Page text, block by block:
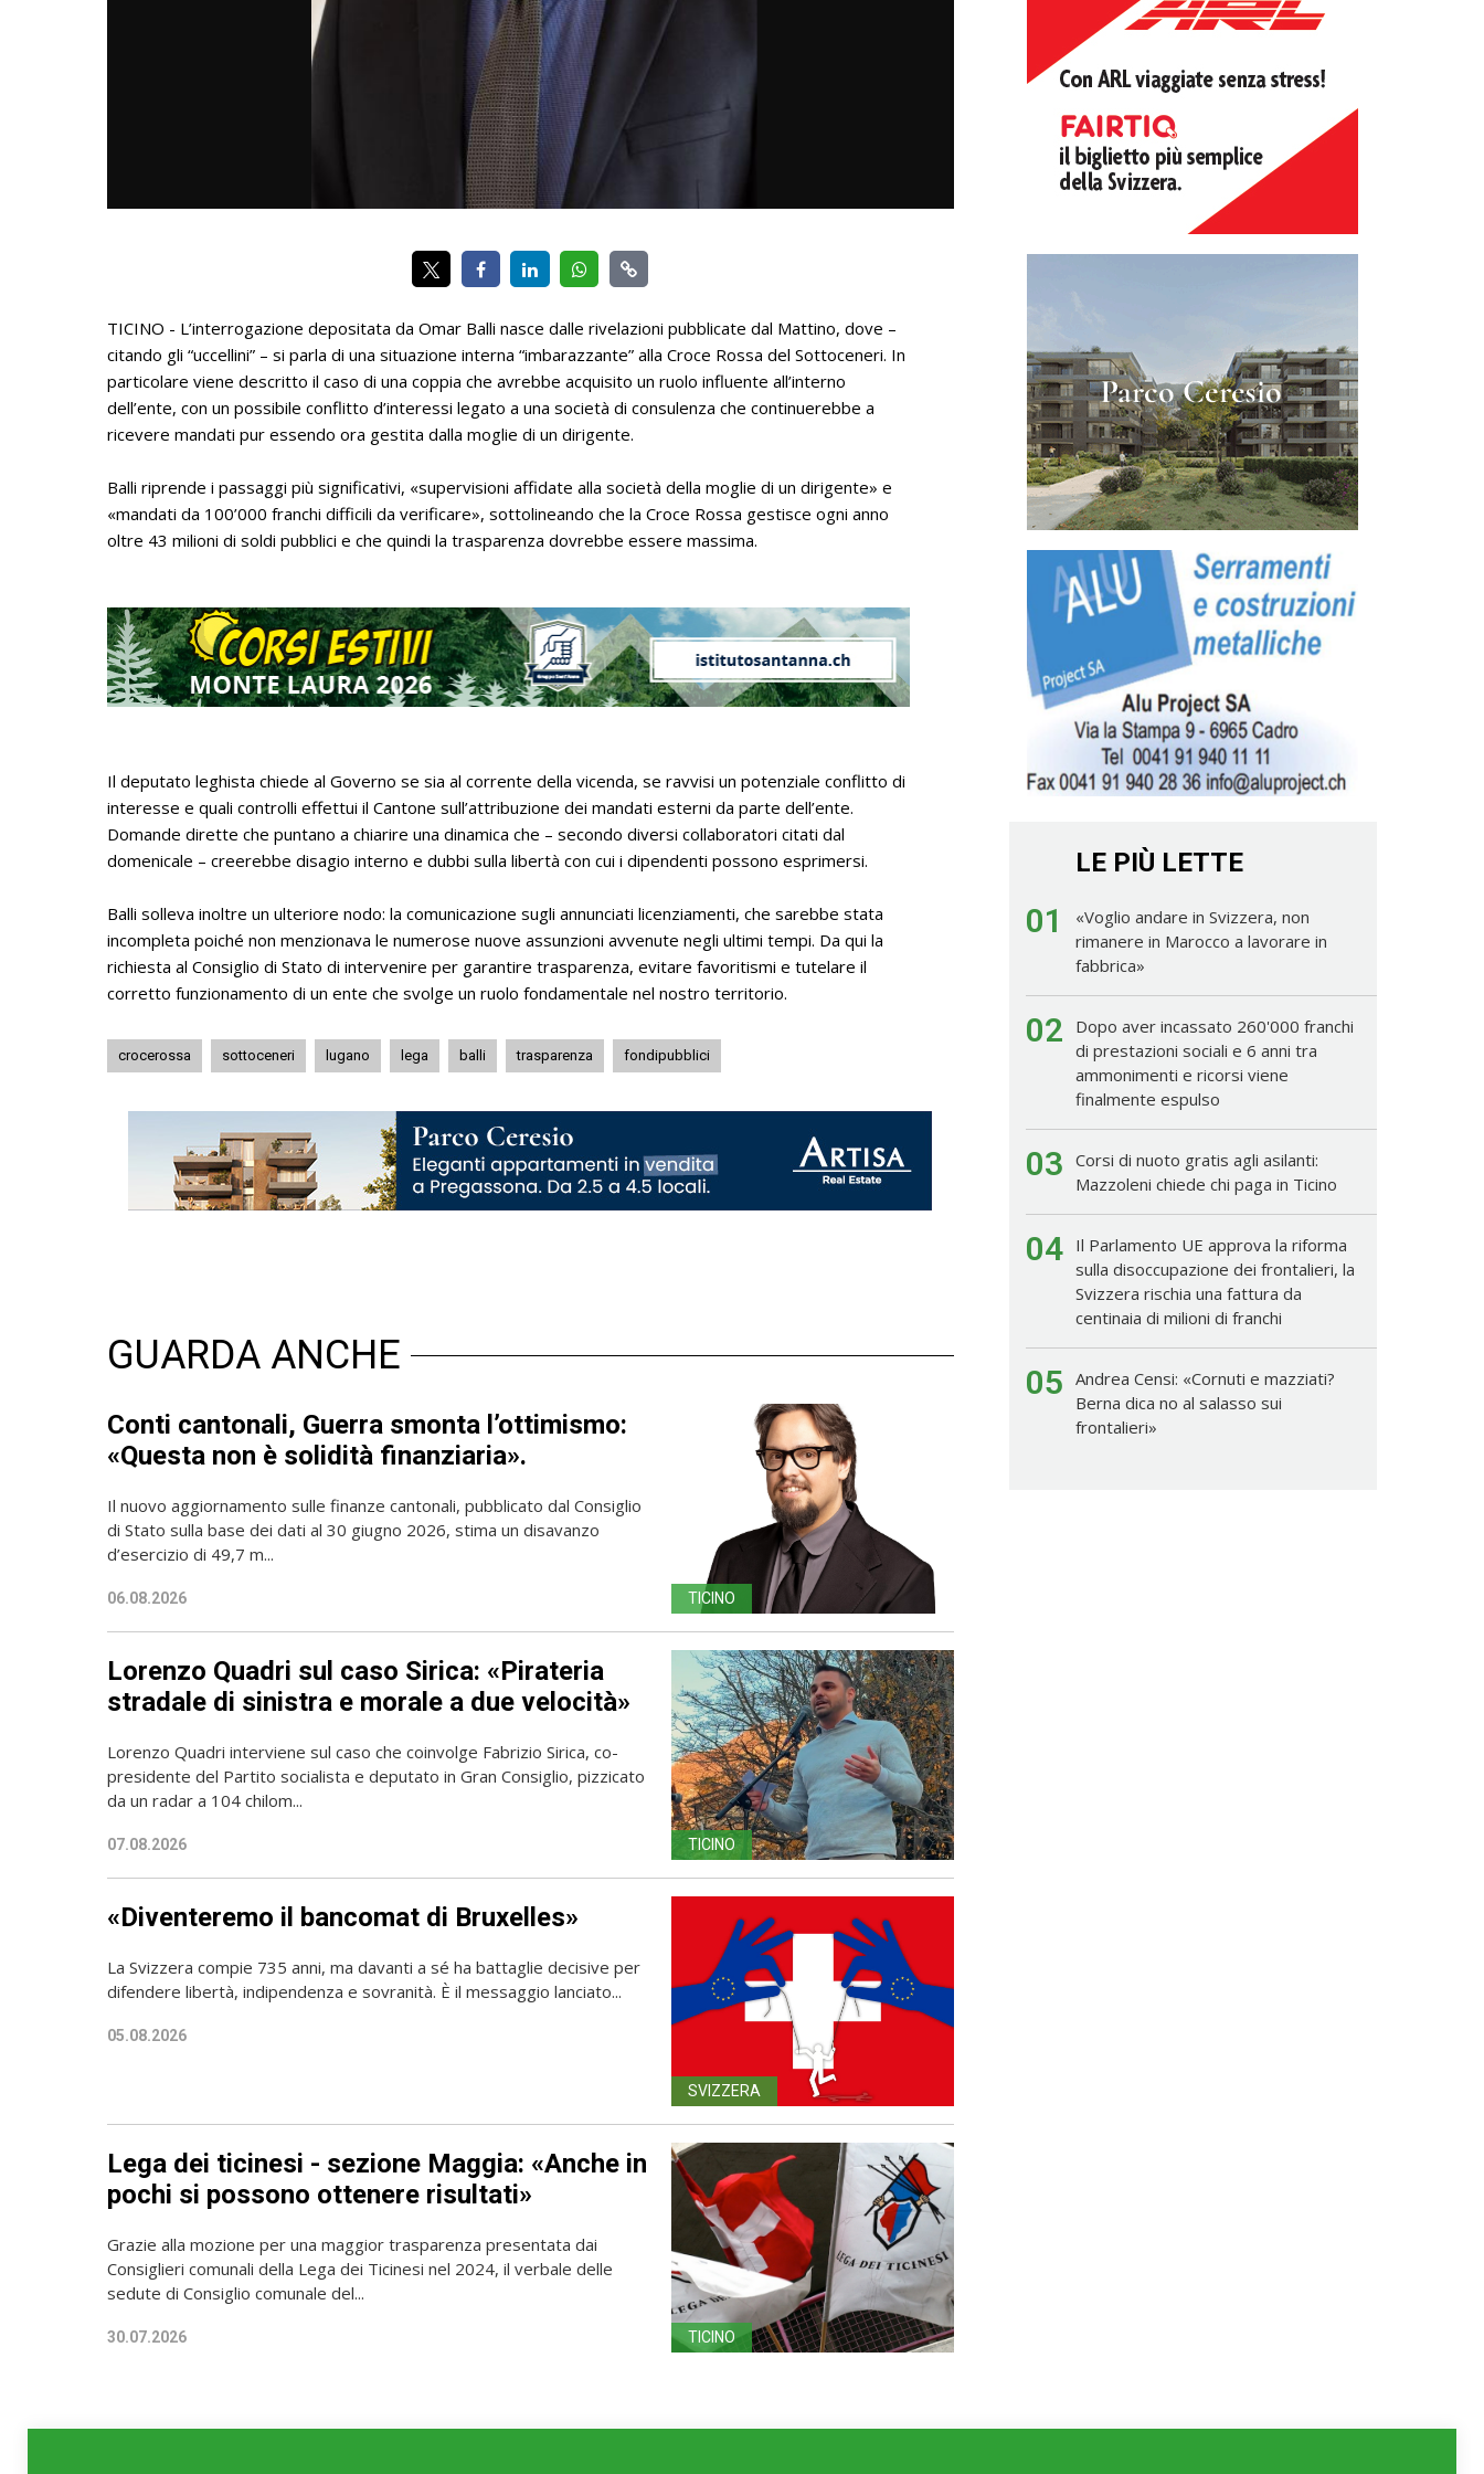
TICINO - L’interrogazione depositata da Omar Balli nasce dalle rivelazioni pubblicate dal Mattino, dove –
citando gli “uccellini” – si parla di una situazione interna “imbarazzante” alla Croce Rossa del Sottoceneri. In
particolare viene descritto il caso di una coppia che avrebbe acquisito un ruolo influente all’interno
dell’ente, con un possibile conflitto d’interessi legato a una società di consulenza che continuerebbe a
ricevere mandati pur essendo ora gestita dalla moglie di un dirigente.
Balli riprende i passaggi più significativi, «supervisioni affidate alla società della moglie di un dirigente» e
«mandati da 100’000 franchi difficili da verificare», sottolineando che la Croce Rossa gestisce ogni anno
oltre 43 milioni di soldi pubblici e che quindi la trasparenza dovrebbe essere massima.
Il deputato leghista chiede al Governo se sia al corrente della vicenda, se ravvisi un potenziale conflitto di
interesse e quali controlli effettui il Cantone sull’attribuzione dei mandati esterni da parte dell’ente.
Domande dirette che puntano a chiarire una dinamica che – secondo diversi collaboratori citati dal
domenicale – creerebbe disagio interno e dubbi sulla libertà con cui i dipendenti possono esprimersi.
Balli solleva inoltre un ulteriore nodo: la comunicazione sugli annunciati licenziamenti, che sarebbe stata
incompleta poiché non menzionava le numerose nuove assunzioni avvenute negli ultimi tempi. Da qui la
richiesta al Consiglio di Stato di intervenire per garantire trasparenza, evitare favoritismi e tutelare il
corretto funzionamento di un ente che svolge un ruolo fondamentale nel nostro territorio.
crocerossa sottoceneri lugano lega balli trasparenza fondipubblici
GUARDA ANCHE
Conti cantonali, Guerra smonta l’ottimismo:
«Questa non è solidità finanziaria».
Il nuovo aggiornamento sulle finanze cantonali, pubblicato dal Consiglio
di Stato sulla base dei dati al 30 giugno 2026, stima un disavanzo
d’esercizio di 49,7 m...
06.08.2026 TICINO
Lorenzo Quadri sul caso Sirica: «Pirateria
stradale di sinistra e morale a due velocità»
Lorenzo Quadri interviene sul caso che coinvolge Fabrizio Sirica, co-
presidente del Partito socialista e deputato in Gran Consiglio, pizzicato
da un radar a 104 chilom...
07.08.2026 TICINO
«Diventeremo il bancomat di Bruxelles»
La Svizzera compie 735 anni, ma davanti a sé ha battaglie decisive per
difendere libertà, indipendenza e sovranità. È il messaggio lanciato...
05.08.2026
SVIZZERA
Lega dei ticinesi - sezione Maggia: «Anche in
pochi si possono ottenere risultati»
Grazie alla mozione per una maggior trasparenza presentata dai
Consiglieri comunali della Lega dei Ticinesi nel 2024, il verbale delle
sedute di Consiglio comunale del...
30.07.2026 TICINO
LE PIÙ LETTE
01
«Voglio andare in Svizzera, non
rimanere in Marocco a lavorare in
fabbrica»
02
Dopo aver incassato 260'000 franchi
di prestazioni sociali e 6 anni tra
ammonimenti e ricorsi viene
finalmente espulso
03 Corsi di nuoto gratis agli asilanti:
Mazzoleni chiede chi paga in Ticino
04
Il Parlamento UE approva la riforma
sulla disoccupazione dei frontalieri, la
Svizzera rischia una fattura da
centinaia di milioni di franchi
05 Andrea Censi: «Cornuti e mazziati?
Berna dica no al salasso sui
frontalieri»